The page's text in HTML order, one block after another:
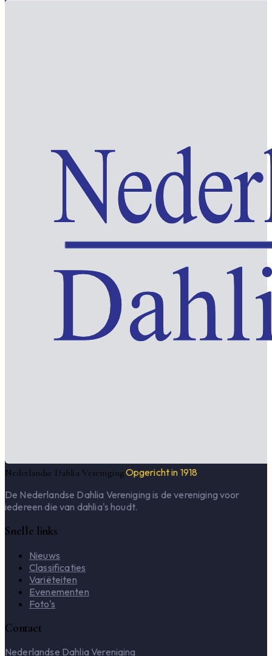
Nederlandse Dahlia VerenigingOpgericht in 1918
De Nederlandse Dahlia Vereniging is de vereniging voor
iedereen die van dahlia's houdt.
Snelle links
Nieuws
Classificaties
Variëteiten
Evenementen
Foto's
Contact
Nederlandse Dahlia Vereniging